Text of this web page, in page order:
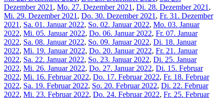
Dezember 2021 , Mo. 27. Dezember 2021 , Di. 28. Dezember 2021 ,
Mi. 29. Dezember 2021 , Do. 30. Dezember 2021 , Fr. 31. Dezember
2021 , Sa. 01. Januar 2022, So. 02. Januar 2022, Mo. 03. Januar
2022, Mi. 05. Januar 2022, Do. 06. Januar 2022, Fr. 07. Januar
2022, Sa. 08. Januar 2022, So. 09. Januar 2022, Di. 18. Januar
2022, Mi. 19. Januar 2022, Do. 20. Januar 2022, Fr. 21. Januar
2022, Sa. 22. Januar 2022, So. 23. Januar 2022, Di. 25. Januar
2022, Mi. 26. Januar 2022, Do. 27. Januar 2022, Di. 15. Februar
2022, Mi. 16. Februar 2022, Do. 17. Februar 2022, Fr. 18. Februar
2022, Sa. 19. Februar 2022, So. 20. Februar 2022, Di. 22. Februar
2022, Mi. 23. Februar 2022, Do. 24. Februar 2022, Fr. 25. Februar